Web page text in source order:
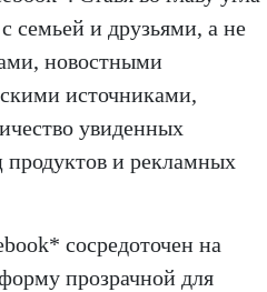
семьей и друзьями, а не
новостными
источниками,
увиденных
продуктов и рекламных
сосредоточен на
прозрачной для